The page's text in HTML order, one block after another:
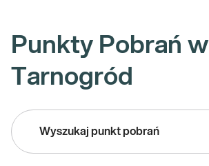
Punkty Pobrań w
Tarnogród